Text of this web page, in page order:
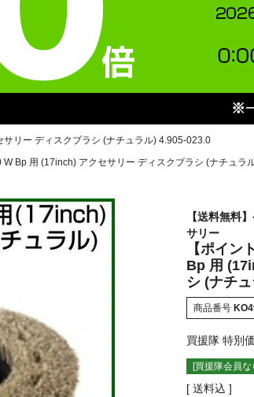
リー ディスクブラシ (ナチュラル) 4.905-023.0
W Bp 用 (17inch) アクセサリー ディスクブラシ (ナチュラ
【送料無料
サリー
【ポイン
Bp 用
シ (ナチ
商品番号
買援隊 特別
[買援隊会員な
送料込